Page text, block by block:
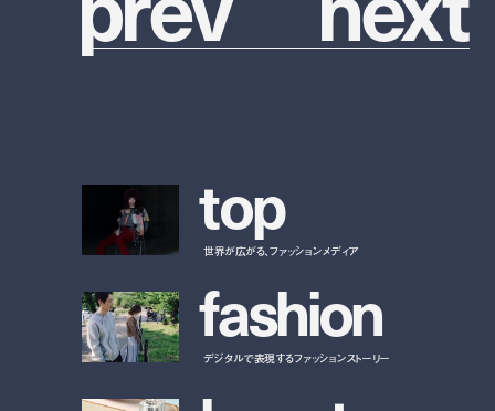
top
世界が広がる、ファッションメディア
fashion
デジタルで表現するファッションストーリー